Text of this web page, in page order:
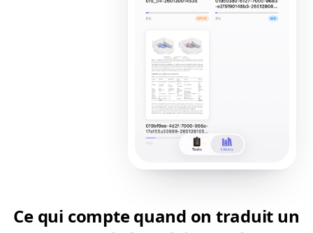
Ce qui compte quand on traduit un